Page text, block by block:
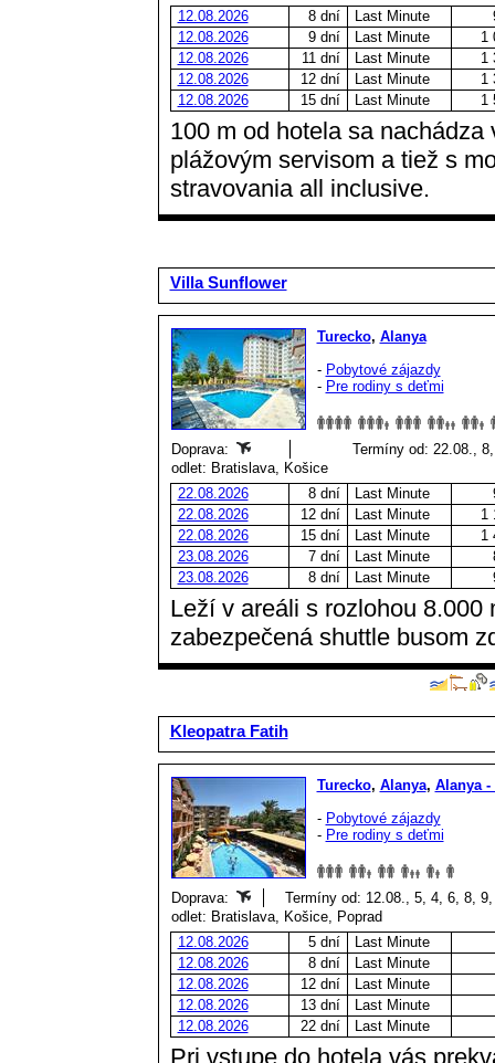
12.08.2026
8 dní Last Minute
12.08.2026
9 dní Last Minute
1
12.08.2026
11 dní Last Minute
1
12.08.2026
12 dní Last Minute
1
12.08.2026
15 dní Last Minute 1
100 m od hotela sa
plážovým servisom a tiež s
stravovania all inclusive.
Villa Sunflower
Turecko, Alanya
- Pobytové zájazdy
- Pre rodiny s deťmi
Doprava:
Termíny od: 22.08.,
odlet: Bratislava, Košice
22.08.2026
8 dní Last Minute
22.08.2026
12 dní Last Minute
1
22.08.2026
15 dní Last Minute
1
23.08.2026
7 dní Last Minute
23.08.2026
8 dní Last Minute
Leží v areáli s rozlohou 8.000
zabezpečená shuttle busom
Kleopatra Fatih
Turecko, Alanya, Alanya
- Pobytové zájazdy
- Pre rodiny s deťmi
Doprava:
Termíny od: 12.08., 5, 4, 6, 8,
odlet: Bratislava, Košice, Poprad
12.08.2026
5 dní
Last Minute
12.08.2026
8 dní
Last Minute
12.08.2026
12 dní
Last Minute
12.08.2026
13 dní
Last Minute
12.08.2026
22 dní Last Minute
Pri vstupe do hotela vás